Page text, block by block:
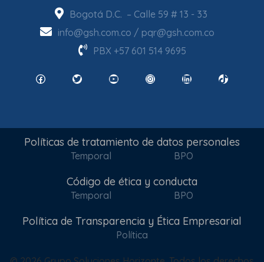
Bogotá D.C. – Calle 59 # 13 - 33
info@gsh.com.co / pqr@gsh.com.co
PBX +57 601 514 9695
FacebookTwitter YouTube InstagramLinkedIn TikTok
Políticas de tratamiento de datos personales
Temporal BPO
Código de ética y conducta
Temporal BPO
Política de Transparencia y Ética Empresarial
Política